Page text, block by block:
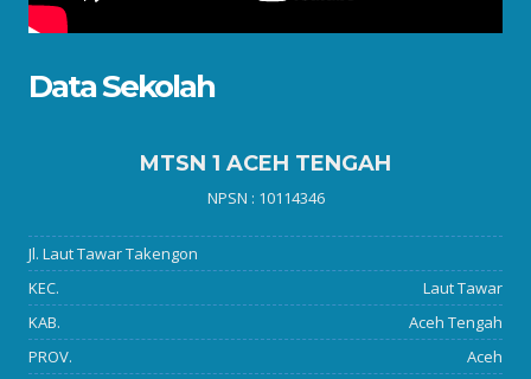
Data Sekolah
MTSN 1 ACEH TENGAH
NPSN : 10114346
Jl. Laut Tawar Takengon
KEC.
Laut Tawar
KAB.
Aceh Tengah
PROV.
Aceh